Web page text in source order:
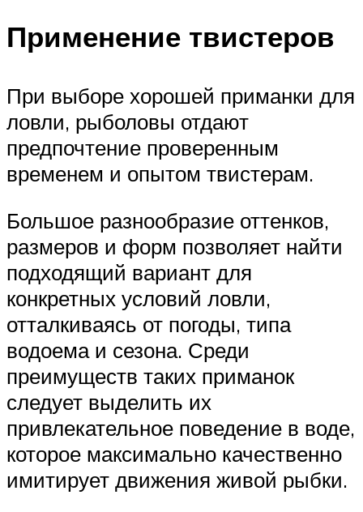
Применение твистеров
При выборе хорошей приманки для
ловли, рыболовы отдают
предпочтение проверенным
временем и опытом твистерам.
Большое разнообразие оттенков,
размеров и форм позволяет найти
подходящий вариант для
конкретных условий ловли,
отталкиваясь от погоды, типа
водоема и сезона. Среди
преимуществ таких приманок
следует выделить их
привлекательное поведение в воде,
которое максимально качественно
имитирует движения живой рыбки.